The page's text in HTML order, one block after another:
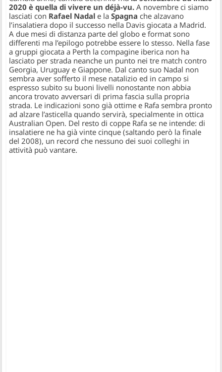
2020 è quella di vivere un déjà-vu.A novembre ci siamo
lasciati con Rafael Nadal e laSpagnache alzavano
l’insalatiera dopo il successo nella Davis giocata a Madrid.
A due mesi di distanza parte del globo e format sono
differenti ma l’epilogo potrebbe essere lo stesso. Nella fase
a gruppi giocata a Perth la compagine iberica non ha
lasciato per strada neanche un punto nei tre match contro
Georgia, Uruguay e Giappone. Dal canto suo Nadal non
sembra aver sofferto il mese natalizio ed in campo si
espresso subito su buoni livelli nonostante non abbia
ancora trovato avversari di prima fascia sulla propria
strada. Le indicazioni sono già ottime e Rafa sembra pronto
ad alzare l’asticella quando servirà, specialmente in ottica
Australian Open. Del resto di coppe Rafa se ne intende: di
insalatiere ne ha già vinte cinque (saltando però la finale
del 2008), un record che nessuno dei suoi colleghi in
attività può vantare.